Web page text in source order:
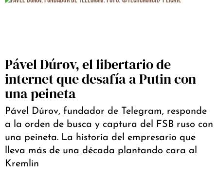
Pável Dúrov, el libertario de
internet que desafía a Putin con
una peineta
Pável Dúrov, fundador de Telegram, responde
a la orden de busca y captura del FSB ruso con
una peineta. La historia del empresario que
lleva más de una década plantando cara al
Kremlin